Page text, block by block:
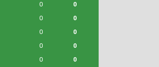
0
0
0
0
0
0
0
0
0
0